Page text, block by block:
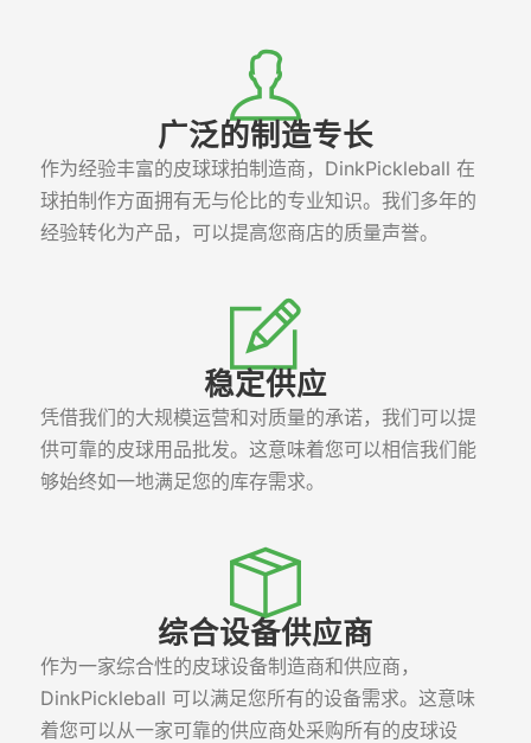
广泛的制造专长
作为经验丰富的皮球球拍制造商，DinkPickleball 在
球拍制作方面拥有无与伦比的专业知识。我们多年的
经验转化为产品，可以提高您商店的质量声誉。
稳定供应
凭借我们的大规模运营和对质量的承诺，我们可以提
供可靠的皮球用品批发。这意味着您可以相信我们能
够始终如一地满足您的库存需求。
综合设备供应商
作为一家综合性的皮球设备制造商和供应商，
DinkPickleball 可以满足您所有的设备需求。这意味
着您可以从一家可靠的供应商处采购所有的皮球设